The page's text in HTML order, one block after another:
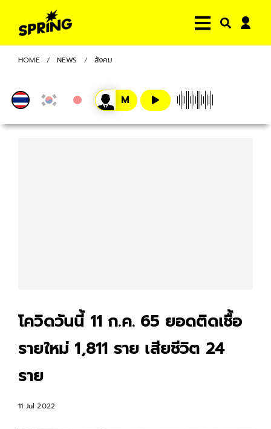
HOME NEWS สังคม
โควิดวันนี้ 11 ก.ค. 65 ยอดติดเชื้อ
รายใหม่ 1,811 ราย เสียชีวิต 24
ราย
11 Jul 2022